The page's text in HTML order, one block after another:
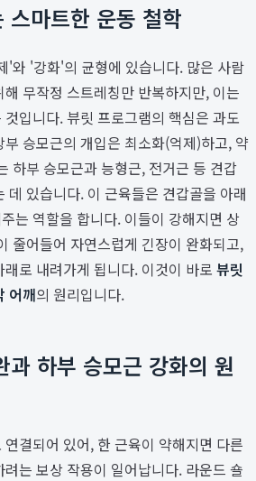
스마트한 운동 철학
'와 '강화'의 균형에 있습니다. 많은 사람
무작정 스트레칭만 반복하지만, 이는
입니다. 뷰릿 프로그램의 핵심은 과도
승모근의 개입은 최소화(억제)하고, 약
하부 승모근과 능형근, 전거근 등 견갑
데 있습니다. 이 근육들은 견갑골을 아래
는 역할을 합니다. 이들이 강해지면 상
줄어들어 자연스럽게 긴장이 완화되고,
로 내려가게 됩니다. 이것이 바로 뷰릿
어깨의 원리입니다.
과 하부 승모근 강화의 원
결되어 있어, 한 근육이 약해지면 다른
는 보상 작용이 일어납니다. 라운드 숄